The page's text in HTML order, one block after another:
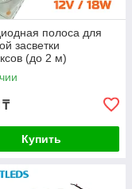
полоса для
засветки
(до 2 м)
₸
Купить